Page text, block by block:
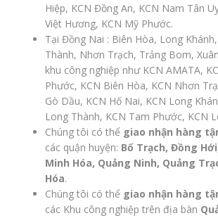
Hiệp, KCN Đồng An, KCN Nam Tân
Việt Hương, KCN Mỹ Phước.
Tại Đồng Nai : Biên Hòa, Long
Thành, Nhơn Trạch, Trảng Bom,
khu công nghiệp như KCN AMATA,
Phước, KCN Biên Hòa, KCN Nhơn
Gò Dầu, KCN Hố Nai, KCN Long
Long Thành, KCN Tam Phước, KCN
Chúng tôi có thể giao nhận hàng
các quận huyện: Bố Trạch, Đồng
Minh Hóa, Quảng Ninh, Quảng
Hóa.
Chúng tôi có thể giao nhận hàng
các Khu công nghiệp trên địa bàn